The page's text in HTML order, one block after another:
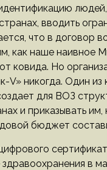
вводить
что в договор
как наше наивное
ковида. Но
V» никогда. Один
для ВОЗ
и приказывать
бюджет
в